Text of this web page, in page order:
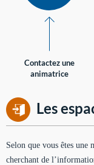
Contactez une
animatrice
Les
Selon que vous êtes une
cherchant de